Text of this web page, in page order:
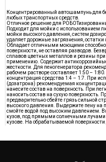
Концентрированный автошампунь для
любых транспортных средств.
Отличное решение для
Подходит для мойки с использованием
мойки высокого давления, систем
удаляет дорожные загрязнения,
Обладает отличными моющими
поверхности, не оставляя разводов.
сплавов цветных металлов и резины
применению. Содержит
жесткости. Для пеногенератора
рабочем растворе составляет 1:50 –
концентрация средства 1:4 – 1:7. При
(дозатрона) рекомендуемая
нанесите состав на поверхность. При
наносить состав на сухую поверхность.
предварительно сбейте грязь сильной
высокого давления. Выдержите пену на
смойте водой под высоким давлением.
кузов, под прямыми солнечными лучами
кузове. На обрабатываемой поверхности